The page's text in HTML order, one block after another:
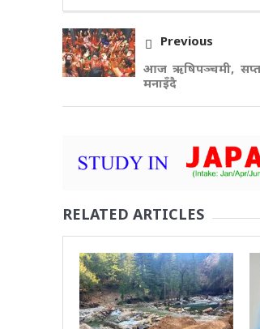
Previous
आज ऋषिपञ्चमी,
मनाइँदै
RELATED ARTICLES